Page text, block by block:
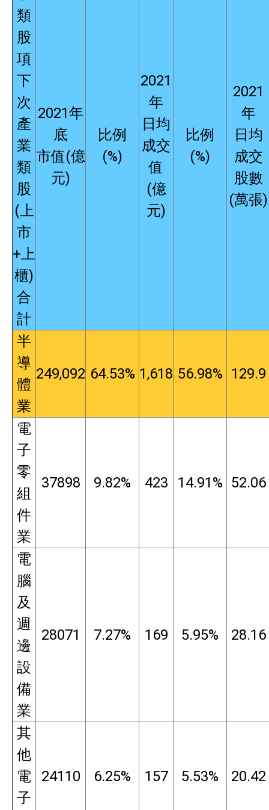
類
股
項
下
次
產
業
類
股
(上
市
+上
櫃)
合
計
2021年
底
市值(億
元)
比例
(%)
2021
年
日均
成交
值
(億
元)
比例
(%)
2021
年
日均
成交
股數
(萬張)
半
導
體
業
249,092 64.53% 1,618 56.98% 129.9
電
子
零
組
件
業
37898 9.82% 423 14.91% 52.06
電
腦
及
週
邊
設
備
業
28071 7.27% 169 5.95% 28.16
其
他
電
子
24110 6.25% 157 5.53% 20.42